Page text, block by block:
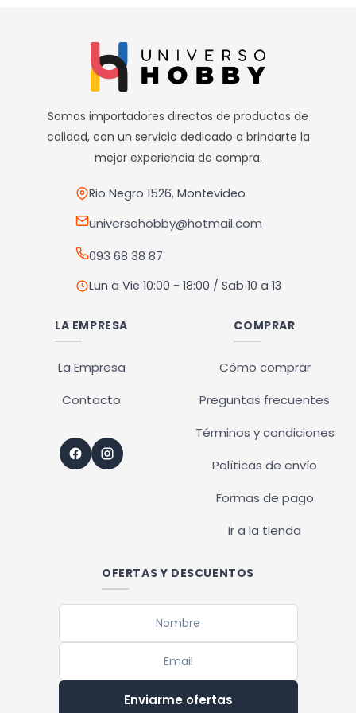
————————————
Realizamos envíos a todo el país
Envíos dentro de Montevideo por Mercado de envíos.
Envíos Flex en el día.
Envíos al interior por agencia (dejamos tus artículos en
agencia sin costo).
————————————
Nuestro punto de retiro se encuentra en zona centro
El horario de retiros es de Lunes a Viernes de 10hs a 18hs,
Somos importadores directos de productos de
calidad, con un servicio dedicado a brindarte la
mejor experiencia de compra.
Rio Negro 1526, Montevideo
universohobby@hotmail.com
093 68 38 87
Lun a Vie 10:00 - 18:00 / Sab 10 a 13
LA EMPRESA
La Empresa
Contacto
COMPRAR
Cómo comprar
Preguntas frecuentes
Términos y condiciones
Políticas de envío
Formas de pago
Ir a la tienda
OFERTAS Y DESCUENTOS
Enviarme ofertas